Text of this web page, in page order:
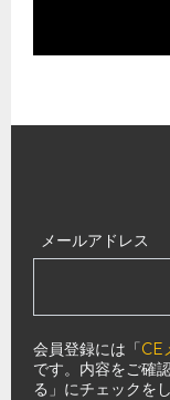
メールアドレス
会員登録には「CE
です。内容をご確
る」にチェックを